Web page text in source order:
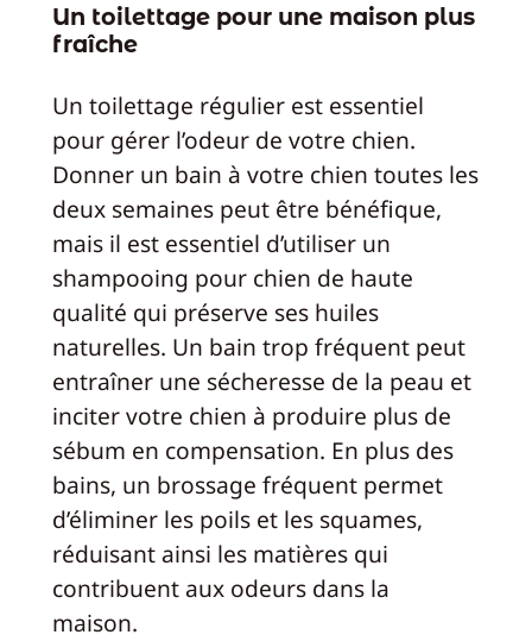
Un toilettage pour une maison plus
fraîche
Un toilettage régulier est essentiel
pour gérer l’odeur de votre chien.
Donner un bain à votre chien toutes les
deux semaines peut être bénéfique,
mais il est essentiel d’utiliser un
shampooing pour chien de haute
qualité qui préserve ses huiles
naturelles. Un bain trop fréquent peut
entraîner une sécheresse de la peau et
inciter votre chien à produire plus de
sébum en compensation. En plus des
bains, un brossage fréquent permet
d’éliminer les poils et les squames,
réduisant ainsi les matières qui
contribuent aux odeurs dans la
maison.